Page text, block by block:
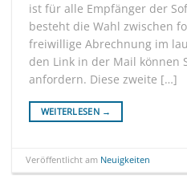
ist für alle Empfänger der
besteht die Wahl zwischen
freiwillige Abrechnung im
den Link in der Mail können
anfordern. Diese zweite […]
WEITERLESEN →
Veröffentlicht am Neuigkeiten